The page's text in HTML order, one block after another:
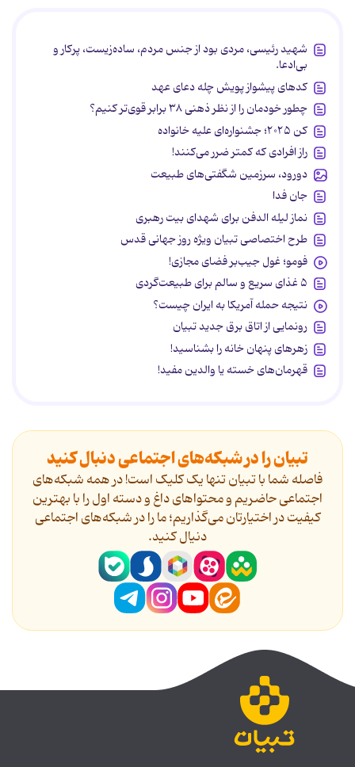
شهید رئیسی، مردی بود از جنس مردم، ساده‌زیست، پرکار و
بی‌ادعا.
کدهای پیشواز پویش چله دعای عهد
چطور خودمان را از نظر ذهنی ۳۸ برابر قوی‌تر کنیم؟
کن ۲۰۲۵؛ جشنواره‌ای علیه خانواده
راز افرادی که کمتر ضرر می‌کنند!
دورود، سرزمین شگفتی‌های طبیعت
جان فدا
نماز لیله الدفن برای شهدای بیت رهبری
طرح اختصاصی تبیان ویژه روز جهانی قدس
فومو؛ غول جیب‌بر فضای مجازی!
۵ غذای سریع و سالم برای طبیعت‌گردی
نتیجه حمله آمریکا به ایران چیست؟
رونمایی از اتاق برق جدید تبیان
زهرهای پنهان خانه را بشناسید!
قهرمان‌های خسته یا والدین مفید!
تبیان را در شبکه‌های اجتماعی دنبال کنید
فاصله شما با تبیان تنها یک کلیک است! در همه شبکه‌های
اجتماعی حاضریم و محتواهای داغ و دسته اول را با بهترین
کیفیت در اختیارتان می‌گذاریم؛ ما را در شبکه‌های اجتماعی
دنیال کنید.